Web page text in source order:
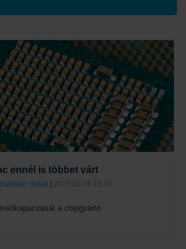
ennél is többet várt
Sotak | 2026.08.06 15:47
a chipgyártó